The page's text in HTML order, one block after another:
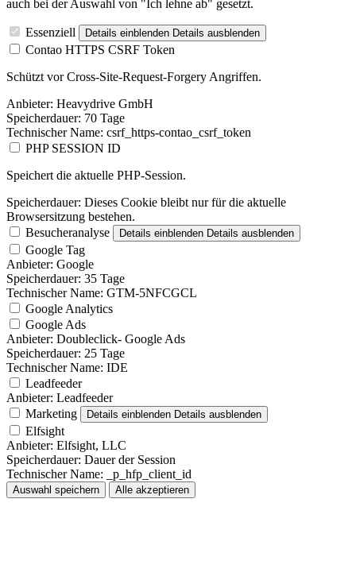
auch bei der Auswahl von "Ich lehne ab" gesetzt.
Essenziell Details einblenden Details ausblenden
Contao HTTPS CSRF Token
Schützt vor Cross-Site-Request-Forgery Angriffen.
Anbieter: Heavydrive GmbH
Speicherdauer: 70 Tage
Technischer Name: csrf_https-contao_csrf_token
PHP SESSION ID
Speichert die aktuelle PHP-Session.
Speicherdauer: Dieses Cookie bleibt nur für die aktuelle
Browsersitzung bestehen.
Besucheranalyse
Details einblenden Details ausblenden
Google Tag
Anbieter: Google
Speicherdauer: 35 Tage
Technischer Name: GTM-5NFCGCL
Google Analytics
Google Ads
Anbieter: Doubleclick- Google Ads
Speicherdauer: 25 Tage
Technischer Name: IDE
Leadfeeder
Anbieter: Leadfeeder
Marketing
Details einblenden Details ausblenden
Elfsight
Anbieter: Elfsight, LLC
Speicherdauer: Dauer der Session
Technischer Name: _p_hfp_client_id
Auswahl speichern Alle akzeptieren